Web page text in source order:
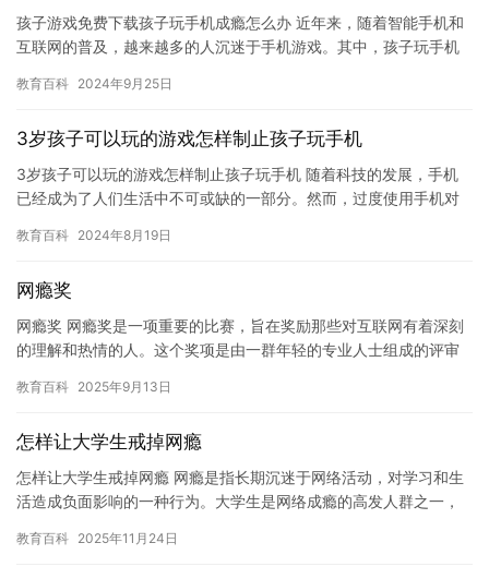
孩子游戏免费下载孩子玩手机成瘾怎么办 近年来，随着智能手机和
互联网的普及，越来越多的人沉迷于手机游戏。其中，孩子玩手机
不良…
教育百科 2024年9月25日
3岁孩子可以玩的游戏怎样制止孩子玩手机
3岁孩子可以玩的游戏怎样制止孩子玩手机 随着科技的发展，手机
已经成为了人们生活中不可或缺的一部分。然而，过度使用手机对
玩手…
教育百科 2024年8月19日
网瘾奖
网瘾奖 网瘾奖是一项重要的比赛，旨在奖励那些对互联网有着深刻
的理解和热情的人。这个奖项是由一群年轻的专业人士组成的评审
网…
教育百科 2025年9月13日
怎样让大学生戒掉网瘾
怎样让大学生戒掉网瘾 网瘾是指长期沉迷于网络活动，对学习和生
活造成负面影响的一种行为。大学生是网络成瘾的高发人群之一，
网瘾…
教育百科 2025年11月24日